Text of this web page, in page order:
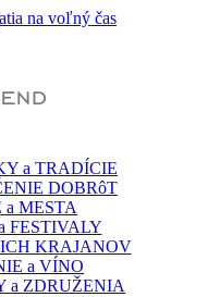
a TRADÍCIE
DOBRôT
MESTA
FESTIVALY
KRAJANOV
a VÍNO
a ZDRUŽENIA